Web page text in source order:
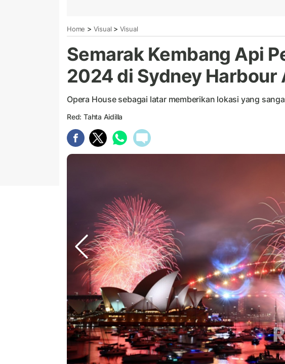
Home > Visual > Visual
Semarak Kembang Api
2024 di Sydney Harbour
Opera House sebagai latar memberikan lokasi yang
Red: Tahta Aidilla